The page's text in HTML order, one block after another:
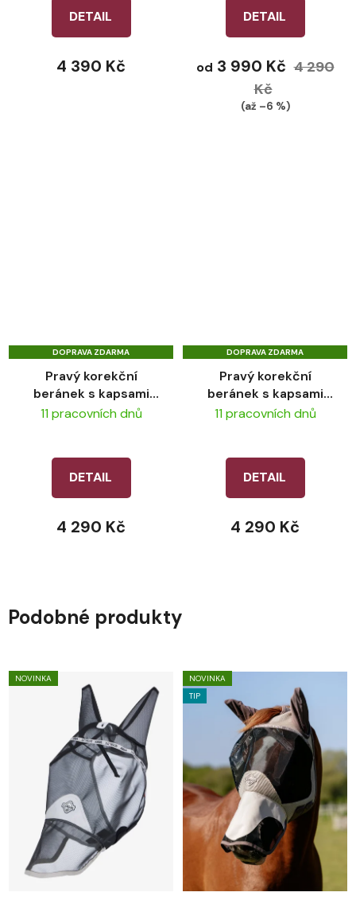
DETAIL
4 390 Kč
DETAIL
od 3 990 Kč 4 290
Kč
(až –6 %)
DOPRAVA ZDARMA
Pravý korekční
beránek s kapsami
LeMieux ProSorb
11 pracovních dnů
DETAIL
4 290 Kč
DOPRAVA ZDARMA
Pravý korekční
beránek s kapsami
LeMieux ProSorb
11 pracovních dnů
DETAIL
4 290 Kč
Podobné produkty
NOVINKA
NOVINKA
TIP